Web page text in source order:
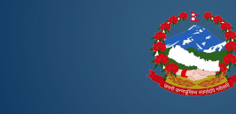
main
content